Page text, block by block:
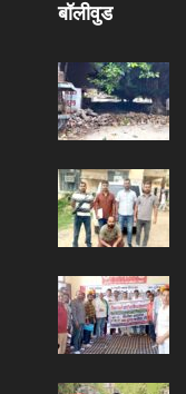
बॉलीवुड